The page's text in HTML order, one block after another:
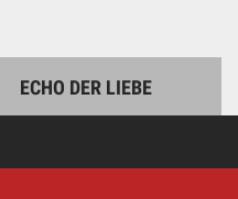
ECHO DER LIEBE